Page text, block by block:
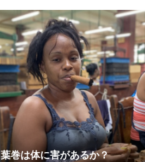
葉巻は体に害があるか？